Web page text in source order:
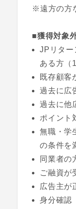
※遠方の方
■獲得対象
JPリター
ある方（
既存顧客
過去に広
過去に他
ポイント
無職・学
の条件を
同業者の
ご融資が
広告主が
身分確認